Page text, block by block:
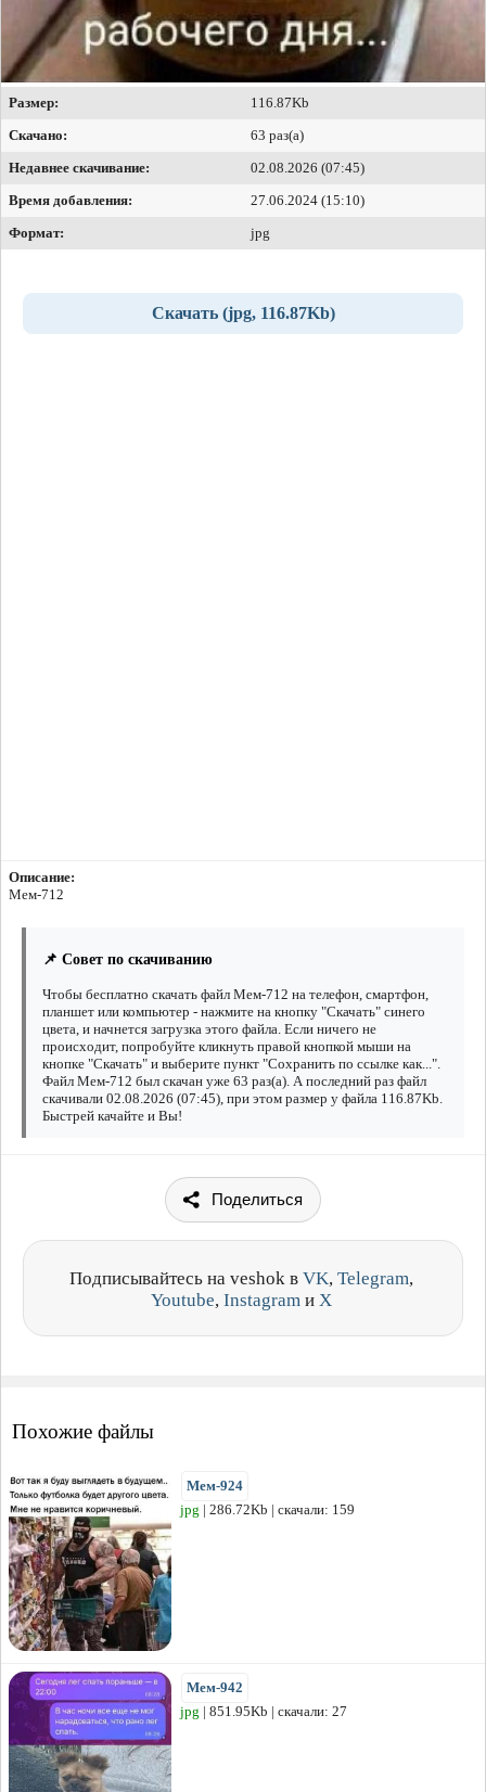
Размер:
116.87Kb
Скачано:
63 раз(а)
Недавнее скачивание:
02.08.2026 (07:45)
Время добавления:
27.06.2024 (15:10)
Формат:
jpg
Скачать (jpg, 116.87Kb)
Описание:
Мем-712
📌 Совет по скачиванию
Чтобы бесплатно скачать файл Мем-712 на телефон, смартфон,
планшет или компьютер - нажмите на кнопку "Скачать" синего
цвета, и начнется загрузка этого файла. Если ничего не
происходит, попробуйте кликнуть правой кнопкой мыши на
кнопке "Скачать" и выберите пункт "Сохранить по ссылке как...".
Файл Мем-712 был скачан уже 63 раз(а). А последний раз файл
скачивали 02.08.2026 (07:45), при этом размер у файла 116.87Kb.
Быстрей качайте и Вы!
Поделиться
Подписывайтесь на veshok в VK, Telegram,
Youtube, Instagram и X
Похожие файлы
Мем-924
jpg | 286.72Kb | скачали: 159
Мем-942
jpg | 851.95Kb | скачали: 27